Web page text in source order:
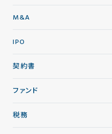
M&A
IPO
契約書
ファンド
税務